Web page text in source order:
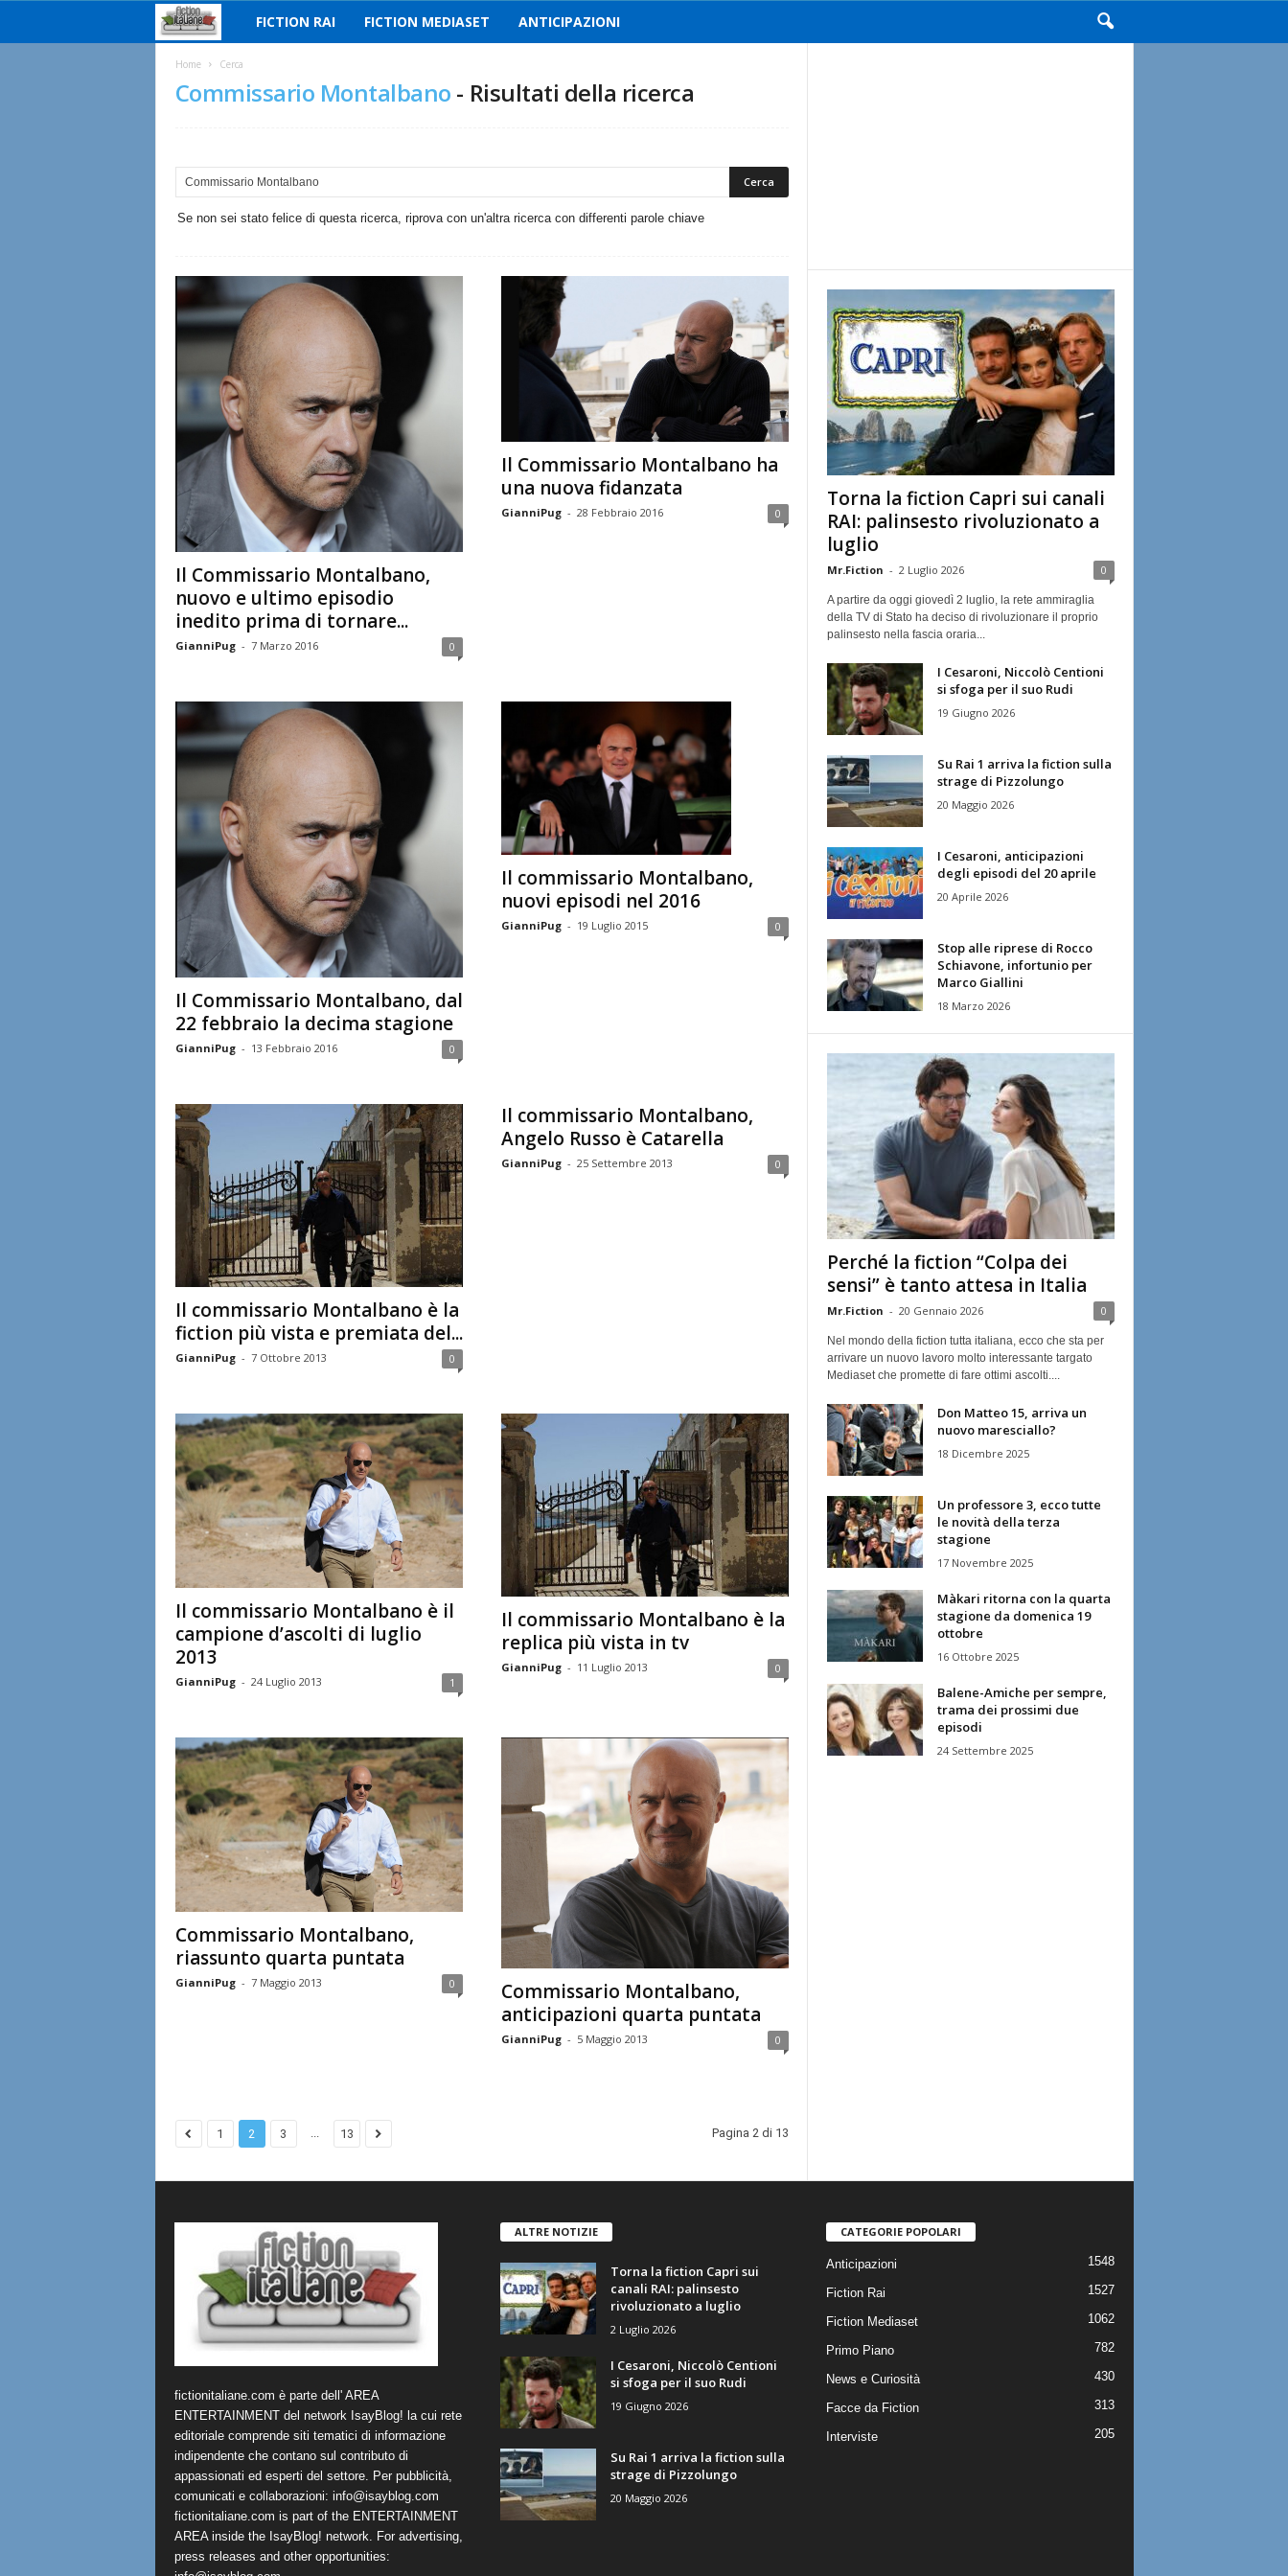
i
c
i
n
I
t
a
l
a
n
FICTION RAI FICTION MEDIASET ANTICIPAZIONI
Home Cerca
Commissario Montalbano - Risultati della ricerca
Se non sei stato felice di questa ricerca, riprova con un'altra ricerca con differenti parole chiave
Il Commissario Montalbano,
nuovo e ultimo episodio
inedito prima di tornare...
GianniPug - 7 Marzo 2016 0
Il Commissario Montalbano ha
una nuova fidanzata
GianniPug - 28 Febbraio 2016 0
Il Commissario Montalbano, dal
22 febbraio la decima stagione
GianniPug - 13 Febbraio 2016 0
Il commissario Montalbano,
nuovi episodi nel 2016
GianniPug - 19 Luglio 2015 0
Il commissario Montalbano è la
fiction più vista e premiata del...
GianniPug - 7 Ottobre 2013 0
Il commissario Montalbano,
Angelo Russo è Catarella
GianniPug - 25 Settembre 2013 0
Il commissario Montalbano è il
campione d’ascolti di luglio
2013
GianniPug - 24 Luglio 2013 1
Il commissario Montalbano è la
replica più vista in tv
GianniPug - 11 Luglio 2013 0
Commissario Montalbano,
riassunto quarta puntata
GianniPug - 7 Maggio 2013 0
Commissario Montalbano,
anticipazioni quarta puntata
GianniPug - 5 Maggio 2013 0
1 2 3 13 Pagina 2 di 13
Torna la fiction Capri sui canali
RAI: palinsesto rivoluzionato a
luglio
Mr.Fiction - 2 Luglio 2026 0
A partire da oggi giovedì 2 luglio, la rete ammiraglia
della TV di Stato ha deciso di rivoluzionare il proprio
palinsesto nella fascia oraria...
I Cesaroni, Niccolò Centioni
si sfoga per il suo Rudi
19 Giugno 2026
Su Rai 1 arriva la fiction sulla
strage di Pizzolungo
20 Maggio 2026
I Cesaroni, anticipazioni
degli episodi del 20 aprile
20 Aprile 2026
Stop alle riprese di Rocco
Schiavone, infortunio per
Marco Giallini
18 Marzo 2026
Perché la fiction “Colpa dei
sensi” è tanto attesa in Italia
Mr.Fiction - 20 Gennaio 2026 0
Nel mondo della fiction tutta italiana, ecco che sta per
arrivare un nuovo lavoro molto interessante targato
Mediaset che promette di fare ottimi ascolti....
Don Matteo 15, arriva un
nuovo maresciallo?
18 Dicembre 2025
Un professore 3, ecco tutte
le novità della terza
stagione
17 Novembre 2025
Màkari ritorna con la quarta
stagione da domenica 19
ottobre
16 Ottobre 2025
Balene-Amiche per sempre,
trama dei prossimi due
episodi
24 Settembre 2025
fictionitaliane.com è parte dell' AREA
ENTERTAINMENT del network IsayBlog! la cui rete
editoriale comprende siti tematici di informazione
indipendente che contano sul contributo di
appassionati ed esperti del settore. Per pubblicità,
comunicati e collaborazioni: info@isayblog.com
fictionitaliane.com is part of the ENTERTAINMENT
AREA inside the IsayBlog! network. For advertising,
press releases and other opportunities:
ALTRE NOTIZIE
Torna la fiction Capri sui
canali RAI: palinsesto
rivoluzionato a luglio
2 Luglio 2026
I Cesaroni, Niccolò Centioni
si sfoga per il suo Rudi
19 Giugno 2026
Su Rai 1 arriva la fiction sulla
strage di Pizzolungo
20 Maggio 2026
CATEGORIE POPOLARI
Anticipazioni 1548
Fiction Rai 1527
Fiction Mediaset 1062
Primo Piano 782
News e Curiosità 430
Facce da Fiction 313
Interviste 205